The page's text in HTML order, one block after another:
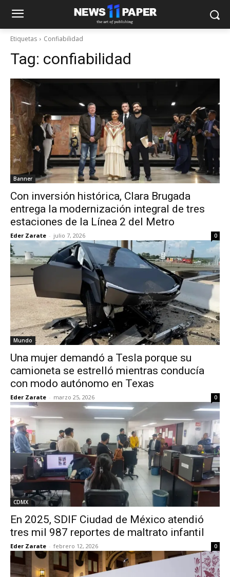
Etiquetas Confiabilidad
Tag: confiabilidad
Banner
Con inversión histórica, Clara Brugada
entrega la modernización integral de tres
estaciones de la Línea 2 del Metro
Eder Zarate - julio 7, 2026 0
Mundo
Una mujer demandó a Tesla porque su
camioneta se estrelló mientras conducía
con modo autónomo en Texas
Eder Zarate - marzo 25, 2026 0
CDMX
En 2025, SDIF Ciudad de México atendió
tres mil 987 reportes de maltrato infantil
Eder Zarate - febrero 12, 2026 0